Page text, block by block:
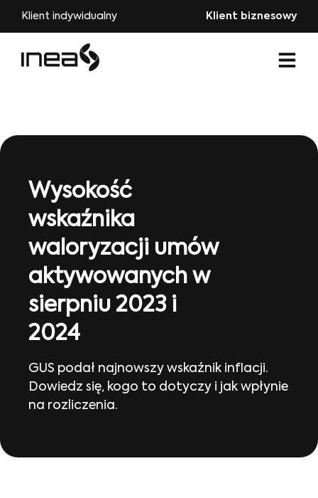
Klient indywidualny Klient biznesowy
Wysokość
wskaźnika
waloryzacji umów
aktywowanych w
sierpniu 2023 i
2024
GUS podał najnowszy wskaźnik inflacji.
Dowiedz się, kogo to dotyczy i jak wpłynie
na rozliczenia.